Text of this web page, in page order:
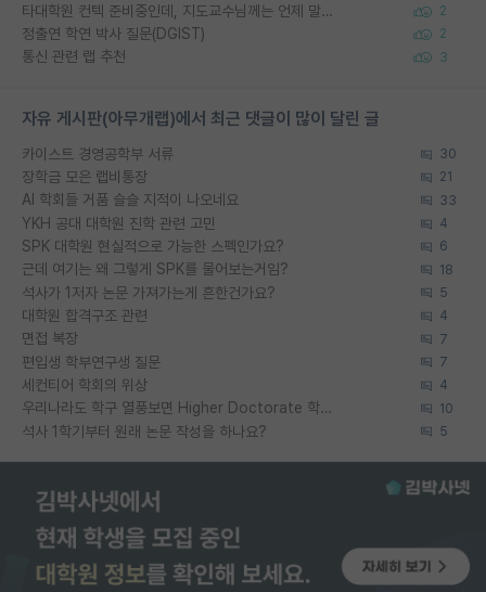
타대학원 컨텍 준비중인데, 지도교수님께는 언제 말씀드려야 할까요? 2
정출연 학연 박사 질문(DGIST) 2
통신 관련 랩 추천 3
자유 게시판(아무개랩)에서 최근 댓글이 많이 달린 글
카이스트 경영공학부 서류 30
장학금 모은 랩비통장 21
AI 학회들 거품 슬슬 지적이 나오네요 33
YKH 공대 대학원 진학 관련 고민 4
SPK 대학원 현실적으로 가능한 스펙인가요? 6
근데 여기는 왜 그렇게 SPK를 물어보는거임? 18
석사가 1저자 논문 가져가는게 흔한건가요? 5
대학원 합격구조 관련 4
면접 복장 7
편입생 학부연구생 질문 7
세컨티어 학회의 위상 4
우리나라도 학구 열풍보면 Higher Doctorate 학위가 필요하다고 봅니다. 10
석사 1학기부터 원래 논문 작성을 하나요? 5